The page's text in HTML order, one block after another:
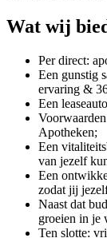
Wat wij
Per direct:
Een gunstig
ervaring &
Een
Apotheken;
Een
van jezelf
Een
zodat jij
Naast dat
groeien in je
Ten slotte: